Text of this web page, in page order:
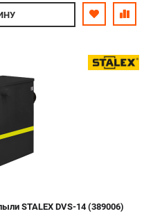
данных
STALEX DVS-14 (389006)